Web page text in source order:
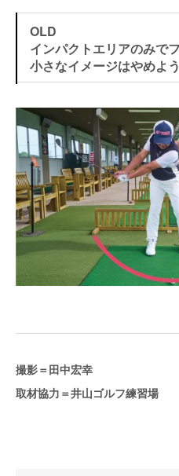
OLD
インパクトエリアのみで
小さなイメージはやめよう
撮影＝田中宏幸
取材協力＝井山ゴルフ練習場